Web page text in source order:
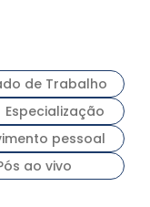
de Trabalho
Especialização
pessoal
ao vivo